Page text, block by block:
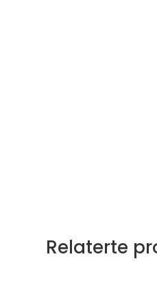
Relaterte